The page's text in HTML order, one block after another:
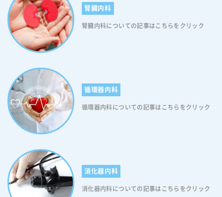
ミクロン株は従来株よりも症状が軽いと言われており、感染者の中には
無症状で済む方もいらっしゃいます。しかしながら油断は禁物です。オ
ミクロン株でも重症化し、肺炎を引き起こす可能性は十分にございま
す。（なかには後遺症に苦しむ方もいらっしゃいます）ですから、オミ
クロン株に感染しても「軽症で済む」とは考えないでください。オミク
う。なお、オミクロン株の肺炎に関しては「東京新聞」でも取り上げて
おります。オミクロン株の怖さがよく分かりますので、ぜひご覧くださ
い。 オミクロン株に感染した場合の後遺症とは？ オミクロン株に感
染した際の後遺症については、まだ明らかになっておりません。現在、
WHO（世界保健機関）は世界中の研究者と協力してオミクロン株に対
する理解を深めています。ですから、オミクロン株の後遺症については
今後、より詳細なデータが発表されるでしょう。なお、オミクロン株の
ミクロン株の後遺症について気になる方はご覧ください。 オミクロン
株の初期症状がない方も感染対策を徹底してください オミクロン株は非
常に感染力が強い、新型コロナウイルスの新たな変異株ウイルス。今後
さらなる感染拡大が懸念されております。そのため、第６波につながる
感染急拡大を引き起こさないためには、個々の感染対策が重要です。オ
腎臓内科
腎臓内科についての記事はこちらをクリック
循環器内科
循環器内科についての記事はこちらをクリック
消化器内科
消化器内科についての記事はこちらをクリック